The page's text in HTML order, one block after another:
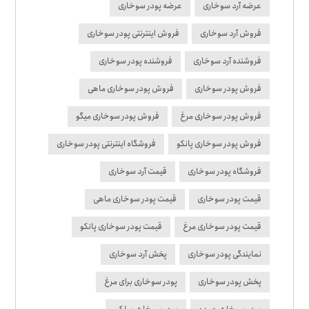
عرضه آرد سوخاری عرضه پودر سوخاری
فروش آرد سوخاری فروش اینترنتی پودر سوخاری
فروشنده آرد سوخاری فروشنده پودر سوخاری
فروش پودر سوخاری فروش پودر سوخاری ماهی
فروش پودر سوخاری مرغ فروش پودر سوخاری میگو
فروش پودر سوخاری پانکو فروشگاه اینترنتی پودر سوخاری
فروشگاه پودر سوخاری قیمت آرد سوخاری
قیمت پودر سوخاری قیمت پودر سوخاری ماهی
قیمت پودر سوخاری مرغ قیمت پودر سوخاری پانکو
نمایندگی پودر سوخاری پخش آرد سوخاری
پخش پودر سوخاری پودر سوخاری برای مرغ